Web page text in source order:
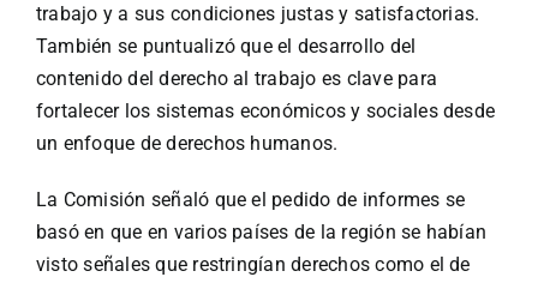
trabajo y a sus condiciones justas y satisfactorias.
También se puntualizó que el desarrollo del
contenido del derecho al trabajo es clave para
fortalecer los sistemas económicos y sociales desde
un enfoque de derechos humanos.
La Comisión señaló que el pedido de informes se
basó en que en varios países de la región se habían
visto señales que restringían derechos como el de